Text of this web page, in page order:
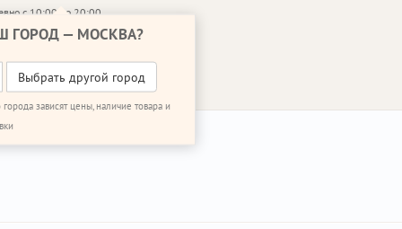
ГОРОД — МОСКВА?
Выбрать другой город
зависят цены, наличие товара и
с 10:00 до 20:00
648-64-30
МНЕ